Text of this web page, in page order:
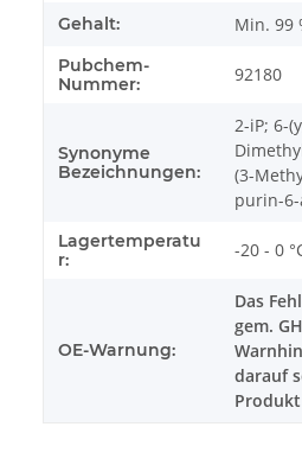
Gehalt: Min. 99
Pubchem-
Nummer:
92180
Synonyme
Bezeichnungen:
2-iP; 6-
(3-
purin-
Lagertemperatu
r:
-20 - 0
OE-Warnung:
Das
gem.
darauf